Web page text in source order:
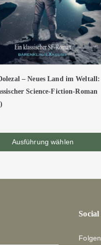
– Neues Land im Weltall:
Science-Fiction-Roman
Ausführung wählen